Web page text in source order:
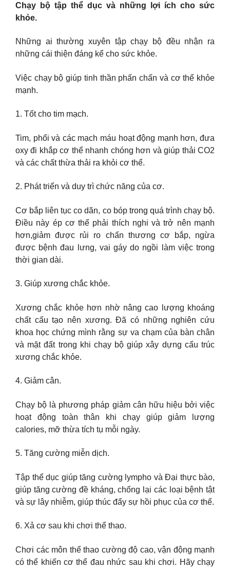
Chạy bộ tập thể dục và những lợi ích cho sức
khỏe.
Những ai thường xuyên tập chạy bộ đều nhận ra
những cái thiện đáng kể cho sức khỏe.
Việc chạy bộ giúp tinh thần phấn chấn và cơ thể khỏe
mạnh.
1. Tốt cho tim mạch.
Tim, phổi và các mạch máu hoạt động mạnh hơn, đưa
oxy đi khắp cơ thể nhanh chóng hơn và giúp thải CO2
và các chất thừa thải ra khỏi cơ thể.
2. Phát triển và duy trì chức năng của cơ.
Cơ bắp liên tục co dãn, co bóp trong quá trình chạy bộ.
Điều này ép cơ thể phải thích nghi và trở nên mạnh
hơn,giảm được rủi ro chấn thương cơ bắp, ngừa
được bệnh đau lưng, vai gáy do ngồi làm việc trong
thời gian dài.
3. Giúp xương chắc khỏe.
Xương chắc khỏe hơn nhờ nâng cao lượng khoáng
chất cấu tạo nên xương. Đã có những nghiên cứu
khoa học chứng mình rằng sự va chạm của bàn chân
và mặt đất trong khi chạy bộ giúp xây dựng cấu trúc
xương chắc khỏe.
4. Giảm cân.
Chạy bộ là phương pháp giảm cân hữu hiệu bởi việc
hoạt động toàn thân khi chạy giúp giảm lượng
calories, mỡ thừa tích tụ mỗi ngày.
5. Tăng cường miễn dịch.
Tập thể dục giúp tăng cường lympho và Đại thực bào,
giúp tăng cường đề kháng, chống lại các loại bệnh tật
và sự lây nhiễm, giúp thúc đẩy sự hồi phục của cơ thể.
6. Xả cơ sau khi chơi thể thao.
Chơi các môn thể thao cường độ cao, vận động mạnh
có thể khiến cơ thể đau nhức sau khi chơi. Hãy chạy